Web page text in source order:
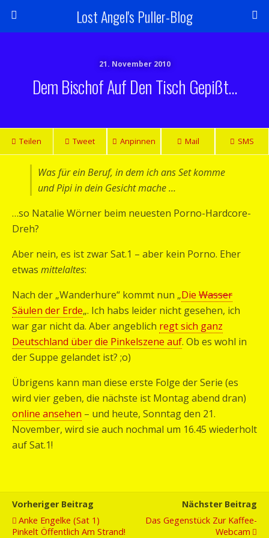
Lost Angel's Puller-Blog
21. November 2010
Dem Bischof Auf Den Tisch Gepißt…
Teilen Tweet Anpinnen Mail SMS
Was für ein Beruf, in dem ich ans Set komme
und Pipi in dein Gesicht mache …
…so Natalie Wörner beim neuesten Porno-Hardcore-
Dreh?
Aber nein, es ist zwar Sat.1 – aber kein Porno. Eher
etwas mittelaltes:
Nach der „Wanderhure“ kommt nun „Die Wasser
Säulen der Erde„. Ich habs leider nicht gesehen, ich
war gar nicht da. Aber angeblich regt sich ganz
Deutschland über die Pinkelszene auf. Ob es wohl in
der Suppe gelandet ist? ;o)
Übrigens kann man diese erste Folge der Serie (es
wird vier geben, die nächste ist Montag abend dran)
online ansehen – und heute, Sonntag den 21.
November, wird sie auch nochmal um 16.45 wiederholt
auf Sat.1!
Vorheriger Beitrag
Anke Engelke (Sat 1)
Pinkelt Öffentlich Am Strand!
Nächster Beitrag
Das Gegenstück Zur Kaffee-
Webcam